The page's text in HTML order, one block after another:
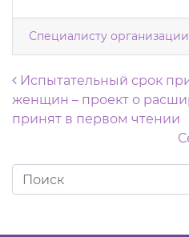
Специалисту
Навигация по
Испытательный срок
женщин – проект о
принят в первом чтении